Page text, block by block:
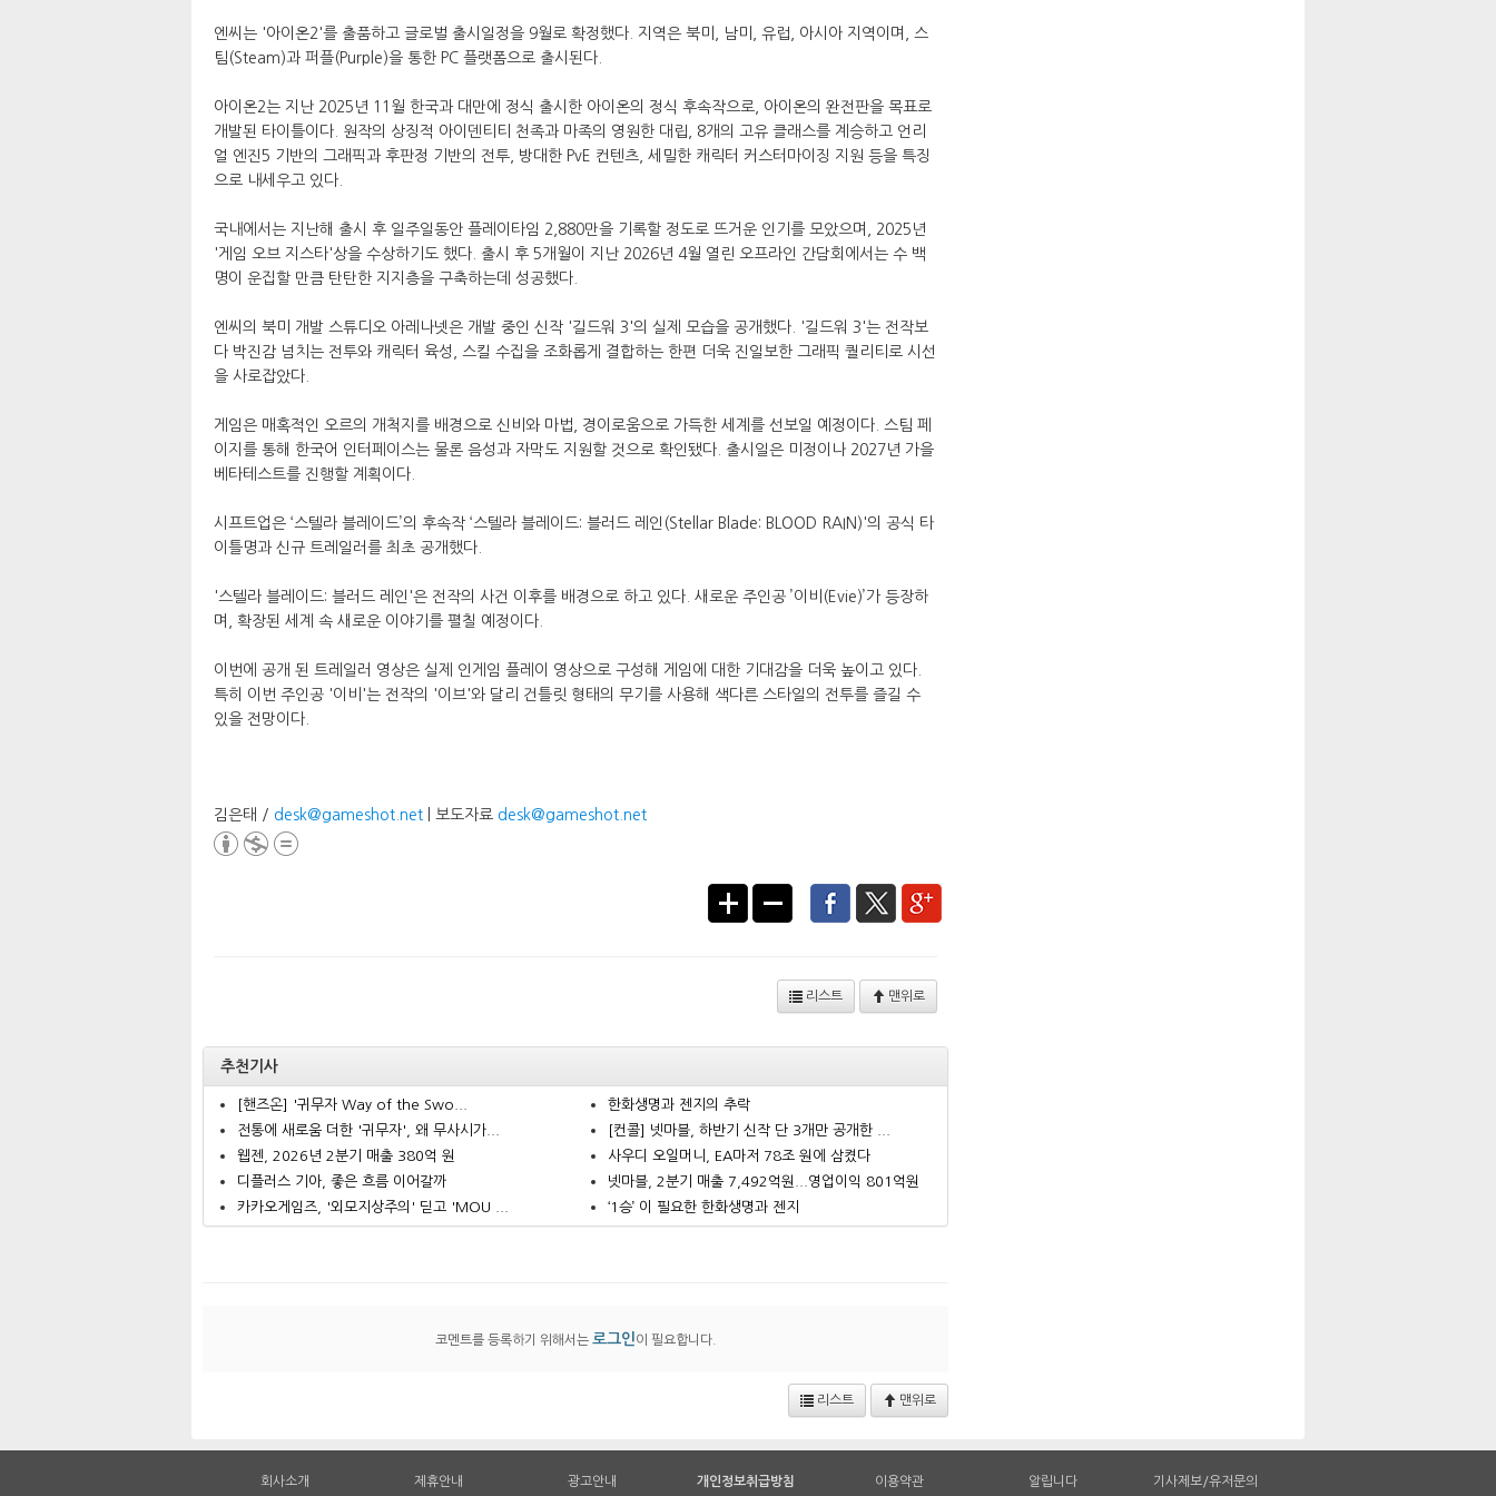
엔씨는 '아이온2'를 출품하고 글로벌 출시일정을 9월로 확정했다. 지역은 북미, 남미, 유럽, 아시아 지역이며, 스
팀(Steam)과 퍼플(Purple)을 통한 PC 플랫폼으로 출시된다.
아이온2는 지난 2025년 11월 한국과 대만에 정식 출시한 아이온의 정식 후속작으로, 아이온의 완전판을 목표로
개발된 타이틀이다. 원작의 상징적 아이덴티티 천족과 마족의 영원한 대립, 8개의 고유 클래스를 계승하고 언리
얼 엔진5 기반의 그래픽과 후판정 기반의 전투, 방대한 PvE 컨텐츠, 세밀한 캐릭터 커스터마이징 지원 등을 특징
으로 내세우고 있다.
국내에서는 지난해 출시 후 일주일동안 플레이타임 2,880만을 기록할 정도로 뜨거운 인기를 모았으며, 2025년
'게임 오브 지스타'상을 수상하기도 했다. 출시 후 5개월이 지난 2026년 4월 열린 오프라인 간담회에서는 수 백
명이 운집할 만큼 탄탄한 지지층을 구축하는데 성공했다.
엔씨의 북미 개발 스튜디오 아레나넷은 개발 중인 신작 '길드워 3'의 실제 모습을 공개했다. '길드워 3'는 전작보
다 박진감 넘치는 전투와 캐릭터 육성, 스킬 수집을 조화롭게 결합하는 한편 더욱 진일보한 그래픽 퀄리티로 시선
을 사로잡았다.
게임은 매혹적인 오르의 개척지를 배경으로 신비와 마법, 경이로움으로 가득한 세계를 선보일 예정이다. 스팀 페
이지를 통해 한국어 인터페이스는 물론 음성과 자막도 지원할 것으로 확인됐다. 출시일은 미정이나 2027년 가을
베타테스트를 진행할 계획이다.
시프트업은 ‘스텔라 블레이드’의 후속작 ‘스텔라 블레이드: 블러드 레인(Stellar Blade: BLOOD RAIN)'의 공식 타
이틀명과 신규 트레일러를 최초 공개했다.
'스텔라 블레이드: 블러드 레인'은 전작의 사건 이후를 배경으로 하고 있다. 새로운 주인공 ’이비(Evie)’가 등장하
며, 확장된 세계 속 새로운 이야기를 펼칠 예정이다.
이번에 공개 된 트레일러 영상은 실제 인게임 플레이 영상으로 구성해 게임에 대한 기대감을 더욱 높이고 있다.
특히 이번 주인공 '이비'는 전작의 '이브'와 달리 건틀릿 형태의 무기를 사용해 색다른 스타일의 전투를 즐길 수
있을 전망이다.
김은태 / desk@gameshot.net | 보도자료 desk@gameshot.net
리스트 맨위로
추천기사
[핸즈온] '귀무자 Way of the Swo...
전통에 새로움 더한 '귀무자', 왜 무사시가...
웹젠, 2026년 2분기 매출 380억 원
디플러스 기아, 좋은 흐름 이어갈까
카카오게임즈, '외모지상주의' 딛고 'MOU ...
한화생명과 젠지의 추락
[컨콜] 넷마블, 하반기 신작 단 3개만 공개한 ...
사우디 오일머니, EA마저 78조 원에 삼켰다
넷마블, 2분기 매출 7,492억원...영업이익 801억원
‘1승’ 이 필요한 한화생명과 젠지
코멘트를 등록하기 위해서는 로그인이 필요합니다.
리스트 맨위로
회사소개 제휴안내 광고안내 개인정보취급방침 이용약관 알립니다 기사제보/유저문의